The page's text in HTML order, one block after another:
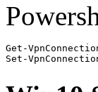
Get-
Set-